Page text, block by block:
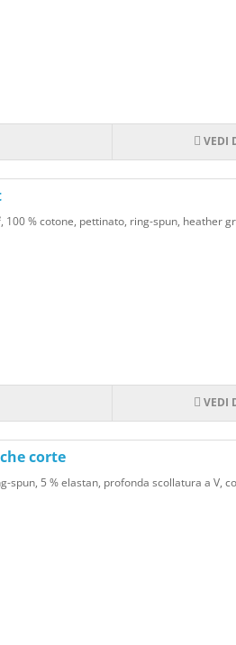
VEDI
100 % cotone, pettinato, ring-spun, heather
VEDI
corte
spun, 5 % elastan, profonda scollatura a V,